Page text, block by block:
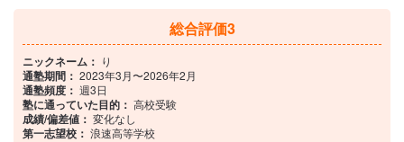
総合評価3
ニックネーム： り
通塾期間： 2023年3月〜2026年2月
通塾頻度： 週3日
塾に通っていた目的： 高校受験
成績/偏差値： 変化なし
第一志望校： 浪速高等学校